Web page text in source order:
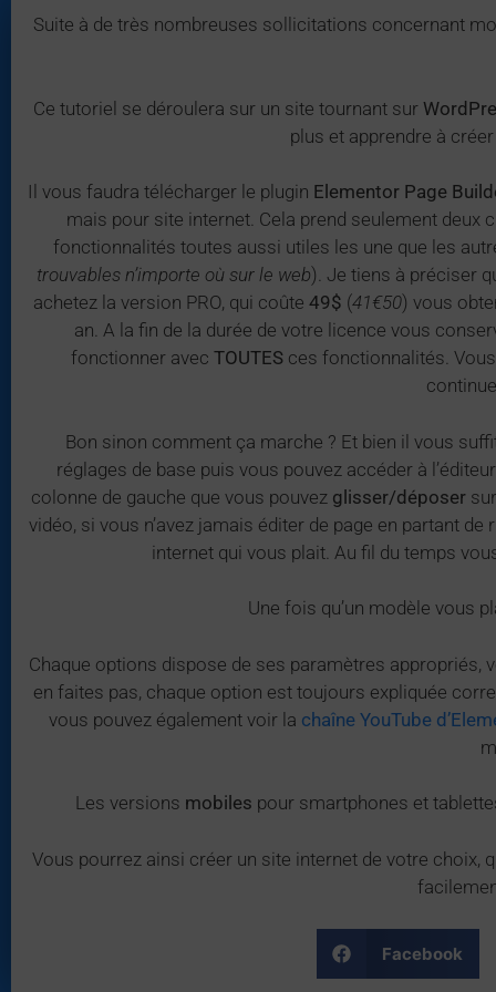
Suite à de très nombreuses sollicitations concernant
Ce tutoriel se déroulera sur un site tournant sur
plus et apprendre à
Il vous faudra télécharger le plugin Elementor Page
mais pour site internet. Cela prend seulement deux
fonctionnalités toutes aussi utiles les une que les
trouvables n’importe où sur le web). Je tiens à préciser
achetez la version PRO, qui coûte 49$ (41€50) vous
an. A la fin de la durée de votre licence vous
fonctionner avec TOUTES ces fonctionnalités.
Bon sinon comment ça marche ? Et bien il vous
réglages de base puis vous pouvez accéder à
colonne de gauche que vous pouvez glisser/déposersur
vidéo, si vous n’avez jamais éditer de page en partant
internet qui vous plait. Au fil du temps
Une fois qu’un modèle vous
Chaque options dispose de ses paramètres appropriés,
en faites pas, chaque option est toujours expliquée
vous pouvez également voir la chaîne YouTube
Les versions mobiles pour smartphones et
Vous pourrez ainsi créer un site internet de votre choix,
Facebook